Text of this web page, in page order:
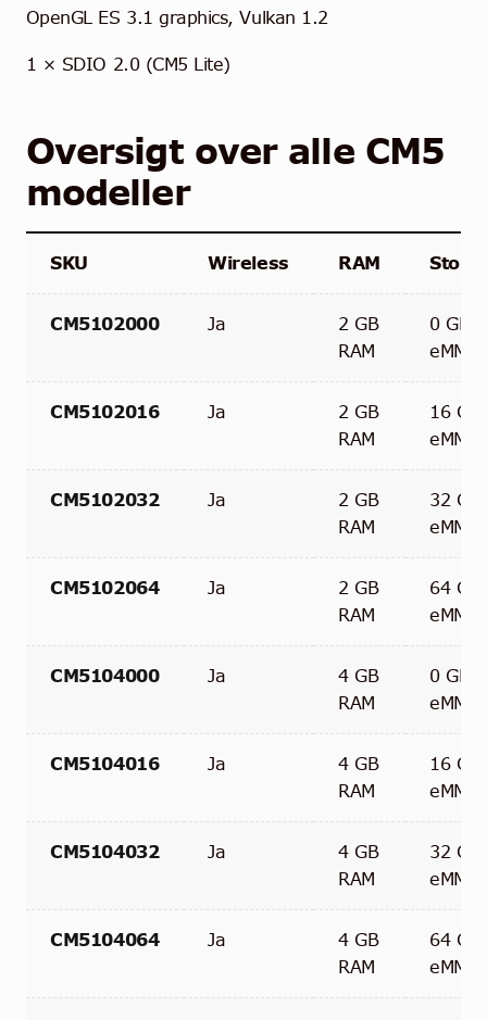
OpenGL ES 3.1 graphics, Vulkan 1.2
1 × SDIO 2.0 (CM5 Lite)
Oversigt over alle CM5
modeller
SKU Wireless RAM
CM5102000 Ja
2 GB
RAM
0 GB
eMMC
CM5102016 Ja
2 GB
RAM
16 GB
eMMC
CM5102032 Ja
2 GB
RAM
32 GB
eMMC
CM5102064 Ja
2 GB
RAM
64 GB
eMMC
CM5104000 Ja
4 GB
RAM
0 GB
eMMC
CM5104016 Ja
4 GB
RAM
16 GB
eMMC
CM5104032 Ja
4 GB
RAM
32 GB
eMMC
CM5104064 Ja
4 GB
RAM
64 GB
eMMC